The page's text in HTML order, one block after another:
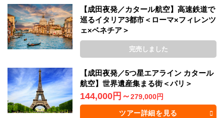
【成田夜発／カタール航空】高速鉄道で
巡るイタリア3都市＜ローマ×フィレンツ
ェ×ベネチア＞
完売しました
【成田夜発／5つ星エアライン カタール
航空】世界遺産集まる街＜パリ＞
144,000円 ～279,000円
ツアー詳細を見る